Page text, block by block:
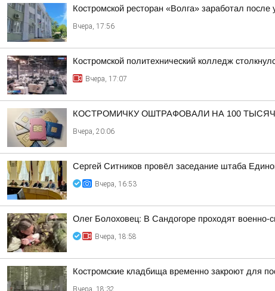
Костромской ресторан «Волга» заработал
Вчера, 17:56
Костромской политехнический колледж
Вчера, 17:07
КОСТРОМИЧКУ ОШТРАФОВАЛИ НА 100
Вчера, 20:06
Сергей Ситников провёл заседание штаба
Вчера, 16:53
Олег Болоховец: В Сандогоре проходят военно-
Вчера, 18:58
Костромские кладбища временно закроют для
Вчера, 18:32